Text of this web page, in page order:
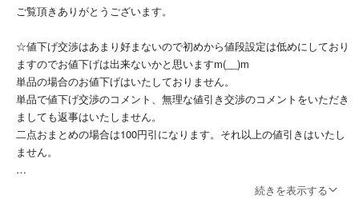
ご覧頂きありがとうございます。
☆値下げ交渉はあまり好まないので初めから値段設定は低めにしており
ますのでお値下げは出来ないかと思いますm(__)m
単品の場合のお値下げはいたしておりません。
単品で値下げ交渉のコメント、無理な値引き交渉のコメントをいただき
ましても返事はいたしません。
二点おまとめの場合は100円引になります。それ以上の値引きはいたし
ません。
商品をいつ購入したのか、何処で購入したのかと質問して来る方がいま
続きを表示する